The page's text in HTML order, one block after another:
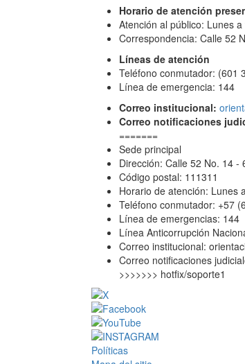
Horario de atención
Atención al público: Lunes
Correspondencia: Calle 52
Líneas de atención
Teléfono conmutador: (601
Línea de emergencia: 144
Correo institucional:
Correo notificaciones
=======
Sede principal
Dirección: Calle 52 No. 14 -
Código postal: 111311
Horario de atención: Lunes
Teléfono conmutador: +57
Línea de emergencias: 144
Línea Anticorrupción
Correo institucional:
Correo notificaciones
>>>>>>> hotfix/soporte1
Políticas